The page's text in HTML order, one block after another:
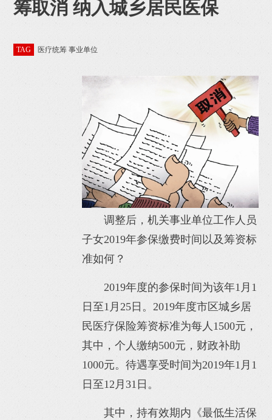
筹取消 纳入城乡居民医保
TAG 医疗统筹 事业单位
调整后，机关事业单位工作人员
子女2019年参保缴费时间以及筹资标
准如何？
2019年度的参保时间为该年1月1
日至1月25日。2019年度市区城乡居
民医疗保险筹资标准为每人1500元，
其中，个人缴纳500元，财政补助
1000元。待遇享受时间为2019年1月1
日至12月31日。
其中，持有效期内《最低生活保